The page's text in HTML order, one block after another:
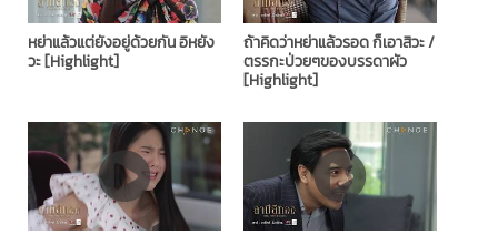
หย่าแล้วแต่ยังอยู่ด้วยกัน อิหยัง
วะ [Highlight]
ถ้าคิดว่าหย่าแล้วรอด ก็เอาสิวะ /
ตรรกะป่วยๆของบรรดาผัว
[Highlight]